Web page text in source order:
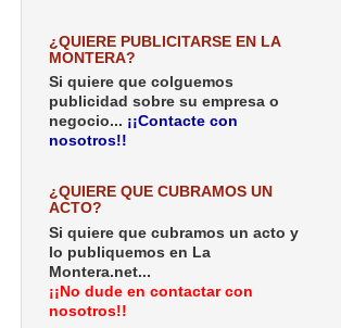
¿QUIERE PUBLICITARSE EN LA
MONTERA?
Si quiere que colguemos
publicidad sobre su empresa o
negocio... ¡¡Contacte con
nosotros!!
¿QUIERE QUE CUBRAMOS UN
ACTO?
Si quiere que cubramos un acto y
lo publiquemos en La
Montera.net...
¡¡No dude en contactar con
nosotros!!